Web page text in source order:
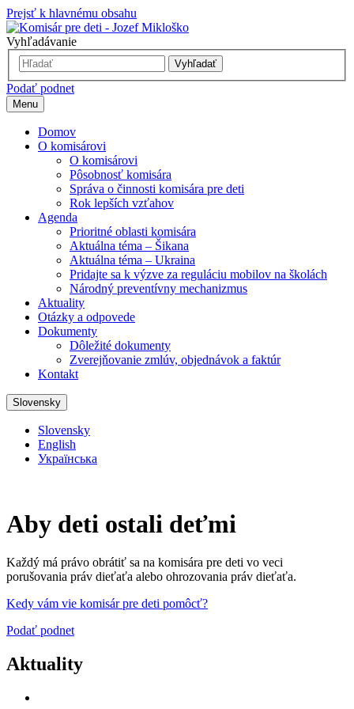
Prejsť k hlavnému obsahu
Vyhľadávanie
Vyhľadať
Podať podnet
Menu
Domov
O komisárovi
O komisárovi
Pôsobnosť komisára
Správa o činnosti komisára pre deti
Rok lepších vzťahov
Agenda
Prioritné oblasti komisára
Aktuálna téma – Šikana
Aktuálna téma – Ukraina
Pridajte sa k výzve za reguláciu mobilov na školách
Národný preventívny mechanizmus
Aktuality
Otázky a odpovede
Dokumenty
Dôležité dokumenty
Zverejňovanie zmlúv, objednávok a faktúr
Kontakt
Slovensky
Slovensky
English
Українська
Aby deti ostali deťmi
Každý má právo obrátiť sa na komisára pre deti vo veci
porušovania práv dieťaťa alebo ohrozovania práv dieťaťa.
Kedy vám vie komisár pre deti pomôcť?
Podať podnet
Aktuality